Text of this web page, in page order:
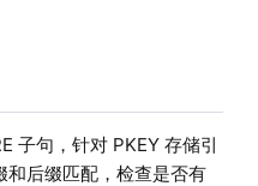
子句，针对 PKEY 存储引
后缀匹配，检查是否有